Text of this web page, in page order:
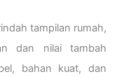
tampilan rumah,
dan nilai tambah
bahan kuat, dan